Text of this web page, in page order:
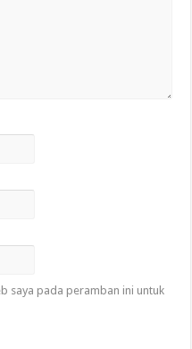
saya pada peramban ini untuk